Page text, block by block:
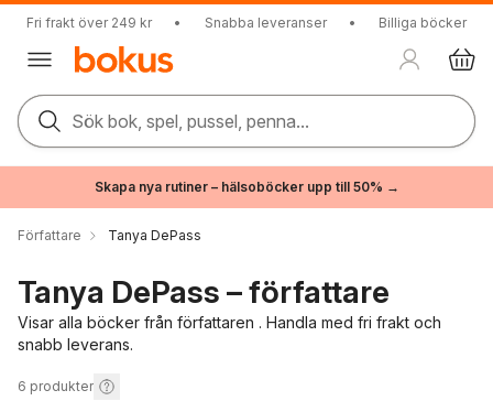
Fri frakt över 249 kr • Snabba leveranser • Billiga böcker
Sök bok, spel, pussel, penna...
Skapa nya rutiner – hälsoböcker upp till 50% →
Författare Tanya DePass
Tanya DePass – författare
Visar alla böcker från författaren . Handla med fri frakt och
snabb leverans.
6 produkter